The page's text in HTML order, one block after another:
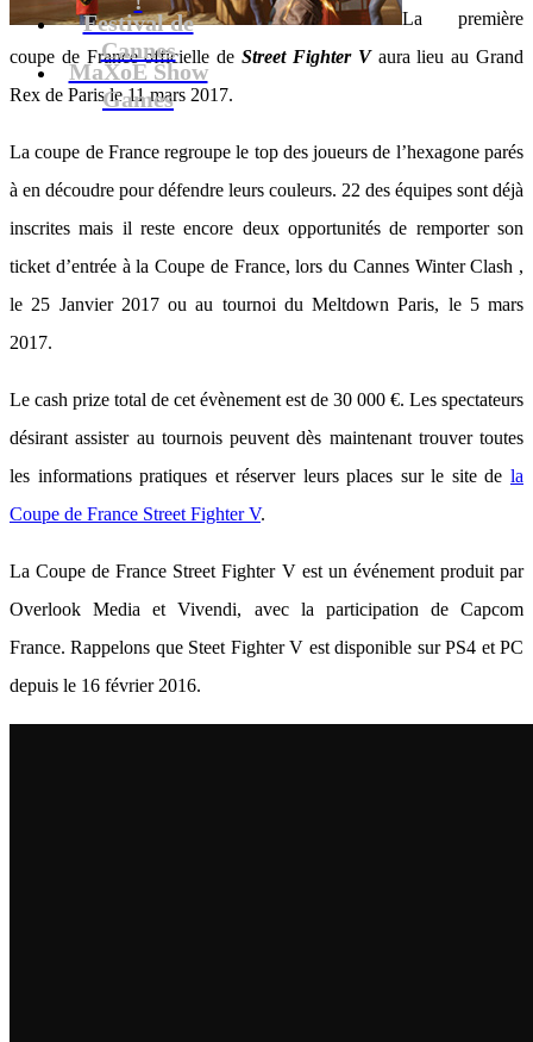
Festival de
Cannes
MaXoE Show
Games
La première
coupe de France officielle deStreet Fighter Vaura lieu au Grand
Rex de Paris le 11 mars 2017.
La coupe de France regroupe le top des joueurs de l’hexagone parés
à en découdre pour défendre leurs couleurs. 22 des équipes sont déjà
inscrites mais il reste encore deux opportunités de remporter son
ticket d’entrée à la Coupe de France, lors du Cannes Winter Clash ,
le 25 Janvier 2017 ou au tournoi du Meltdown Paris, le 5 mars
2017.
Le cash prize total de cet évènement est de 30 000 €. Les spectateurs
désirant assister au tournois peuvent dès maintenant trouver toutes
les informations pratiques et réserver leurs places sur le site de la
Coupe de France Street Fighter V.
La Coupe de France Street Fighter V est un événement produit par
Overlook Media et Vivendi, avec la participation de Capcom
France. Rappelons que Steet Fighter V est disponible sur PS4 et PC
depuis le 16 février 2016.